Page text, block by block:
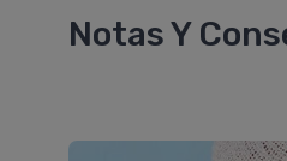
Notas Y